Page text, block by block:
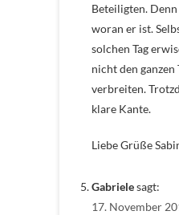
Beteiligten.
woran er ist.
solchen Tag
nicht den ganzen
verbreiten.
klare Kante.
Liebe Grüße
Gabrielesagt:
17. November